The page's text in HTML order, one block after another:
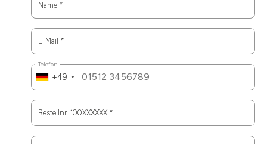
Name *
E-Mail *
Telefon
+49
Bestellnr. 100XXXXXX *